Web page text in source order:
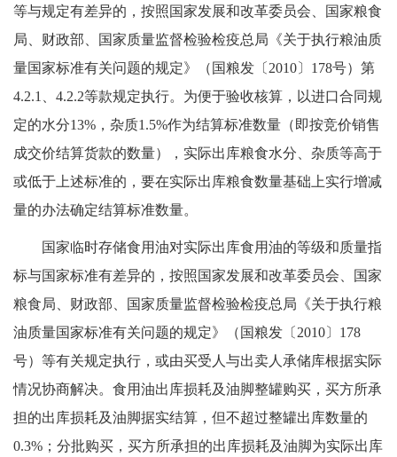
等与规定有差异的，按照国家发展和改革委员会、国家粮食
局、财政部、国家质量监督检验检疫总局《关于执行粮油质
量国家标准有关问题的规定》（国粮发〔2010〕178号）第
4.2.1、4.2.2等款规定执行。为便于验收核算，以进口合同规
定的水分13%，杂质1.5%作为结算标准数量（即按竞价销售
成交价结算货款的数量），实际出库粮食水分、杂质等高于
或低于上述标准的，要在实际出库粮食数量基础上实行增减
量的办法确定结算标准数量。
国家临时存储食用油对实际出库食用油的等级和质量指
标与国家标准有差异的，按照国家发展和改革委员会、国家
粮食局、财政部、国家质量监督检验检疫总局《关于执行粮
油质量国家标准有关问题的规定》（国粮发〔2010〕178
号）等有关规定执行，或由买受人与出卖人承储库根据实际
情况协商解决。食用油出库损耗及油脚整罐购买，买方所承
担的出库损耗及油脚据实结算，但不超过整罐出库数量的
0.3%；分批购买，买方所承担的出库损耗及油脚为实际出库